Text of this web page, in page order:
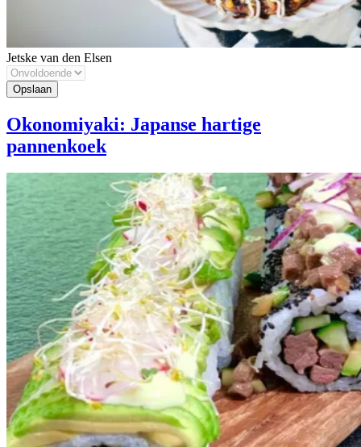
Jetske van den Elsen
Okonomiyaki: Japanse hartige
pannenkoek